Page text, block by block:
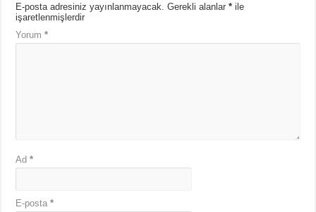
E-posta adresiniz yayınlanmayacak. Gerekli alanlar* ile
işaretlenmişlerdir
Yorum*
Ad*
E-posta*